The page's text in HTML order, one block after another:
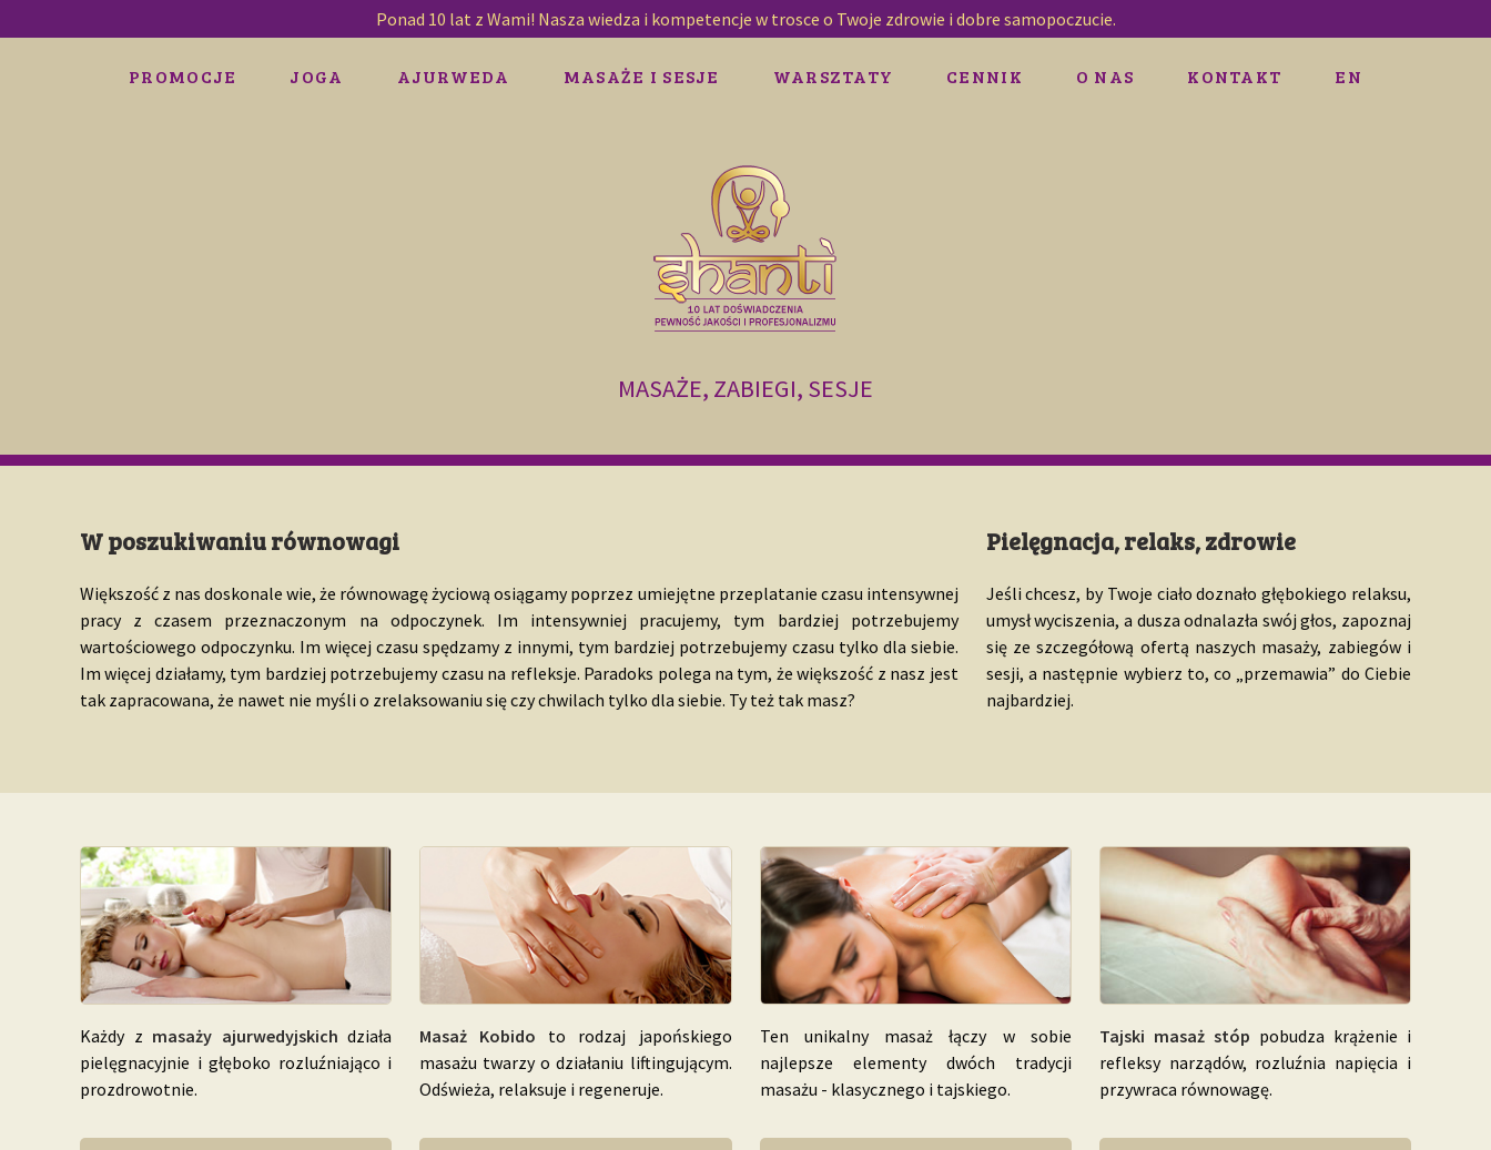
Ponad 10 lat z Wami! Nasza wiedza i kompetencje w trosce o Twoje zdrowie i dobre samopoczucie.
PROMOCJE JOGA AJURWEDA MASAŻE I SESJE WARSZTATY CENNIK O NAS KONTAKT EN
MASAŻE, ZABIEGI, SESJE
W poszukiwaniu równowagi
Większość z nas doskonale wie, że równowagę życiową osiągamy poprzez umiejętne przeplatanie czasu intensywnej
pracy z czasem przeznaczonym na odpoczynek. Im intensywniej pracujemy, tym bardziej potrzebujemy
wartościowego odpoczynku. Im więcej czasu spędzamy z innymi, tym bardziej potrzebujemy czasu tylko dla siebie.
Im więcej działamy, tym bardziej potrzebujemy czasu na refleksje. Paradoks polega na tym, że większość z nasz jest
tak zapracowana, że nawet nie myśli o zrelaksowaniu się czy chwilach tylko dla siebie. Ty też tak masz?
Pielęgnacja, relaks, zdrowie
Jeśli chcesz, by Twoje ciało doznało głębokiego relaksu,
umysł wyciszenia, a dusza odnalazła swój głos, zapoznaj
się ze szczegółową ofertą naszych masaży, zabiegów i
sesji, a następnie wybierz to, co „przemawia” do Ciebie
najbardziej.
Każdy z masaży ajurwedyjskich działa
pielęgnacyjnie i głęboko rozluźniająco i
prozdrowotnie.
Masaż Kobido to rodzaj japońskiego
masażu twarzy o działaniu liftingującym.
Odświeża, relaksuje i regeneruje.
Ten unikalny masaż łączy w sobie
najlepsze elementy dwóch tradycji
masażu - klasycznego i tajskiego.
Tajski masaż stóp pobudza krążenie i
refleksy narządów, rozluźnia napięcia i
przywraca równowagę.